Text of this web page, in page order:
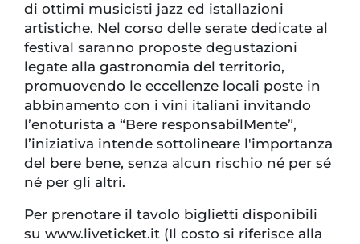
di ottimi musicisti jazz ed istallazioni
artistiche. Nel corso delle serate dedicate al
festival saranno proposte degustazioni
legate alla gastronomia del territorio,
promuovendo le eccellenze locali poste in
abbinamento con i vini italiani invitando
l’enoturista a “Bere responsabilMente”,
l’iniziativa intende sottolineare l'importanza
del bere bene, senza alcun rischio né per sé
né per gli altri.
Per prenotare il tavolo biglietti disponibili
su www.liveticket.it (Il costo si riferisce alla